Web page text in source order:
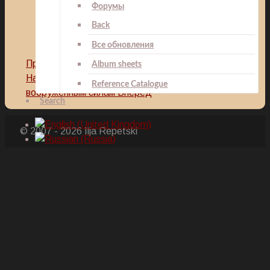
Форумы
Back
Все обновления
Album sheets
Reference Catalogue
Search
Танзания
Предыдущий: Медаль За битву на реке Кагера
Назад
Следующий: Медаль 40 лет
вооруженным силамВперед
© 2007 - 2026 Ilja Repetski